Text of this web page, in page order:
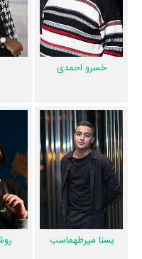
خسرو احمدی،صابر ابر، پوریا
پانته‌آ پناهی‌ها،احترام برومند،
داده است. مانند:خسرو احمدی
میرطهماسب،روشنک گرامی
بهرام شاه‌محمدلووحامی ترابی.
عوامل فیلم بعد از رفتن
در مجموع بیش از
خسرو احمدی
یسنا میرطهماسب